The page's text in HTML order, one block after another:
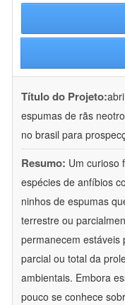
Título do Projeto:
espumas de rãs
no brasil para
Resumo: Um curioso
espécies de anfíbios
ninhos de espumas
terrestre ou
permanecem estáveis
parcial ou total da
ambientais. Embora
pouco se conhece